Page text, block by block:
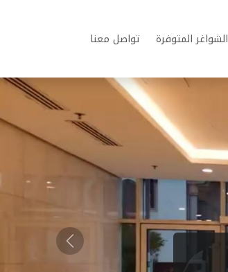
الشواغر المتوفرة تواصل معنا
Next